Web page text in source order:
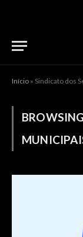
Início » Sindicato dos